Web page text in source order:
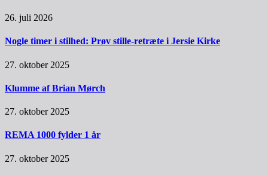
26. juli 2026
Nogle timer i stilhed: Prøv stille-retræte i Jersie Kirke
27. oktober 2025
Klumme af Brian Mørch
27. oktober 2025
REMA 1000 fylder 1 år
27. oktober 2025